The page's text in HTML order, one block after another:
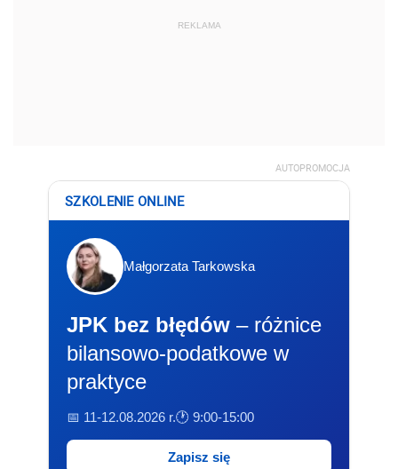
REKLAMA
AUTOPROMOCJA
SZKOLENIE ONLINE
Małgorzata Tarkowska
JPK bez błędów – różnice
bilansowo-podatkowe w
praktyce
📅 11-12.08.2026 r.🕐 9:00-15:00
Zapisz się